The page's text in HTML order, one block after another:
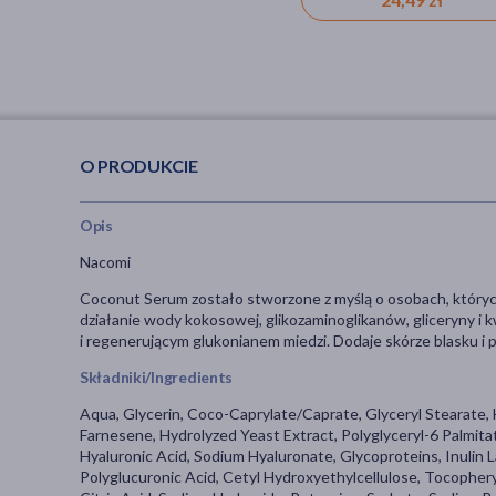
O PRODUKCIE
Opis
Nacomi
Coconut Serum zostało stworzone z myślą o osobach,
działanie wody kokosowej, glikozaminoglikanów, gliceryny i
i regenerującym glukonianem miedzi. Dodaje skórze blasku i
Składniki/Ingredients
Aqua, Glycerin, Coco-Caprylate/Caprate, Glyceryl
Farnesene, Hydrolyzed Yeast Extract, Polyglyceryl-6
Hyaluronic Acid, Sodium Hyaluronate, Glycoproteins,
Polyglucuronic Acid, Cetyl Hydroxyethylcellulose,